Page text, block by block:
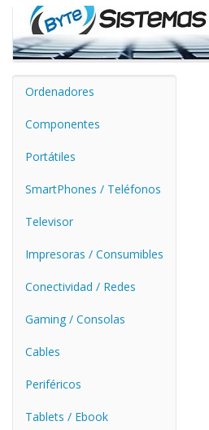
Ordenadores
Componentes
Portátiles
SmartPhones / Teléfonos
Televisor
Impresoras / Consumibles
Conectividad / Redes
Gaming / Consolas
Cables
Periféricos
Tablets / Ebook